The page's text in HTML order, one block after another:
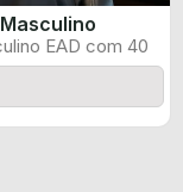
EAD com 40